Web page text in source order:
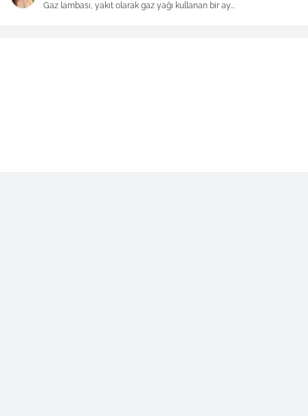
Gaz lambası, yakıt olarak gaz yağı kullanan bir ay...